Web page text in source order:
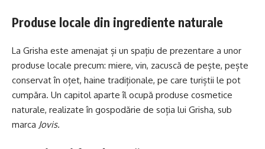
Produse locale din ingrediente naturale
La Grisha este amenajat și un spațiu de prezentare a unor
produse locale precum: miere, vin, zacuscă de pește, pește
conservat în oțet, haine tradiționale, pe care turiștii le pot
cumpăra. Un capitol aparte îl ocupă produse cosmetice
naturale, realizate în gospodărie de soția lui Grisha, sub
marca Jovis.